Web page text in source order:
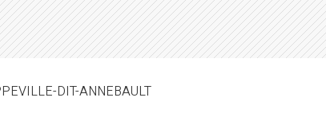
DIT-ANNEBAULT